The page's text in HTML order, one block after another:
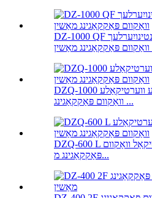
DZ-1000 QF אויטאָמאַטיש קאָנטינויִערלעך
DZQ-1000 ל גרויסע פונדרויסנדיקע ווערטיקאַלע
וואַקוום פּאַקקאַגינג ...
DZQ-600 L קליינע עקסטערנע ווערטיקאַל וואַקוום
פּאַקקאַגינג מ...